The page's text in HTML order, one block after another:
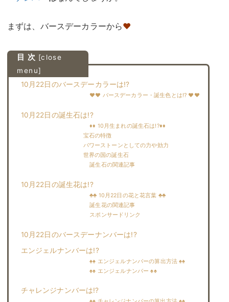
まずは、バースデーカラーから♥
目 次 [close
menu]
10月22日のバースデーカラーは!?
♥♥ バースデーカラー・誕生色とは!? ♥♥
10月22日の誕生石は!?
♦♦ 10月生まれの誕生石は!?♦♦
宝石の特徴
パワーストーンとしての力や効力
世界の国の誕生石
誕生石の関連記事
10月22日の誕生花は!?
♣♣ 10月22日の花と花言葉 ♣♣
誕生花の関連記事
スポンサードリンク
10月22日のバースデーナンバーは!?
エンジェルナンバーは!?
♠♠ エンジェルナンバーの算出方法 ♠♠
♠♠ エンジェルナンバー ♠♠
チャレンジナンバーは!?